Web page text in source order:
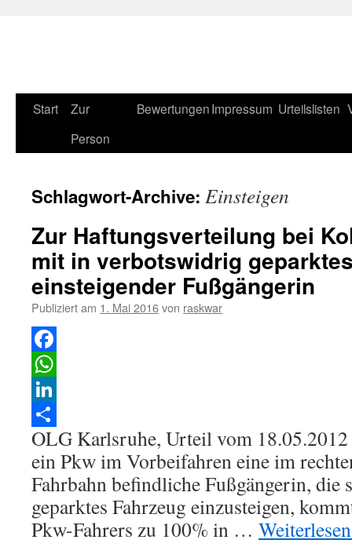
Zum
Start
Zur
Person
BewertungenImpressum Urteilslisten
Schlagwort-Archive: Einsteigen
Zur Haftungsverteilung bei
mit in verbotswidrig
einsteigender Fußgängerin
Publiziert am 1. Mai 2016von raskwar
Facebook
WhatsApp
LinkedIn
Teilen
OLG Karlsruhe, Urteil vom
ein Pkw im Vorbeifahren eine im
Fahrbahn befindliche Fußgängerin, die
geparktes Fahrzeug einzusteigen,
Pkw-Fahrers zu 100% in …